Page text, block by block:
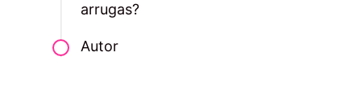
arrugas?
Autor